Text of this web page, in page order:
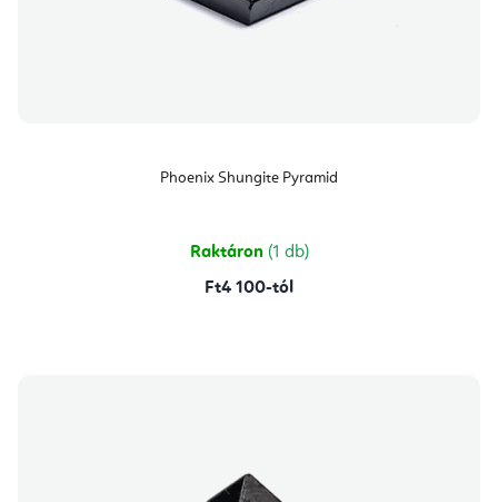
Phoenix Shungite Pyramid
Raktáron (1 db)
Ft4 100-tól